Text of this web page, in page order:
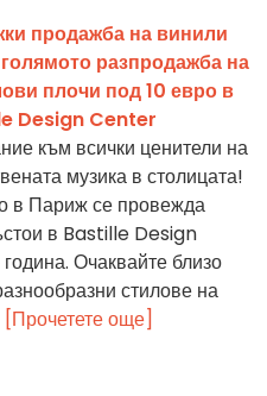
продажба на винили
разпродажба на
плочи под 10 евро в
Design Center
към всички ценители на
музика в столицата!
в Париж се провежда
в Bastille Design
Очаквайте близо
стилове на
[Прочетете още]